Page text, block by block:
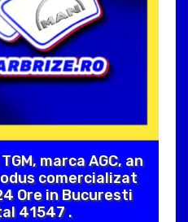
marca AGC, an
comercializat
Ore in Bucuresti
41547 .